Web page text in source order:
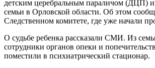
детским церебральным параличом (ДЦП)
семьи в Орловской области. Об этом
Следственном комитете, где уже начали
О судьбе ребенка рассказали СМИ. Из
сотрудники органов опеки и
поместили в психиатрический стационар.